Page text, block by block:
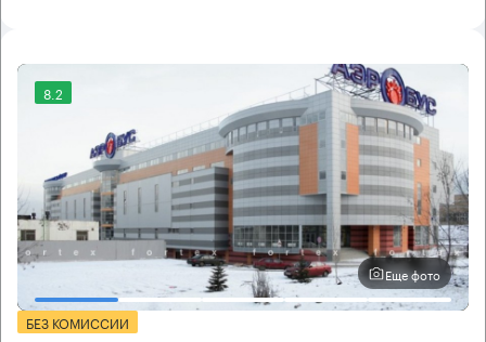
8.2
Еще фото
БЕЗ КОМИССИИ